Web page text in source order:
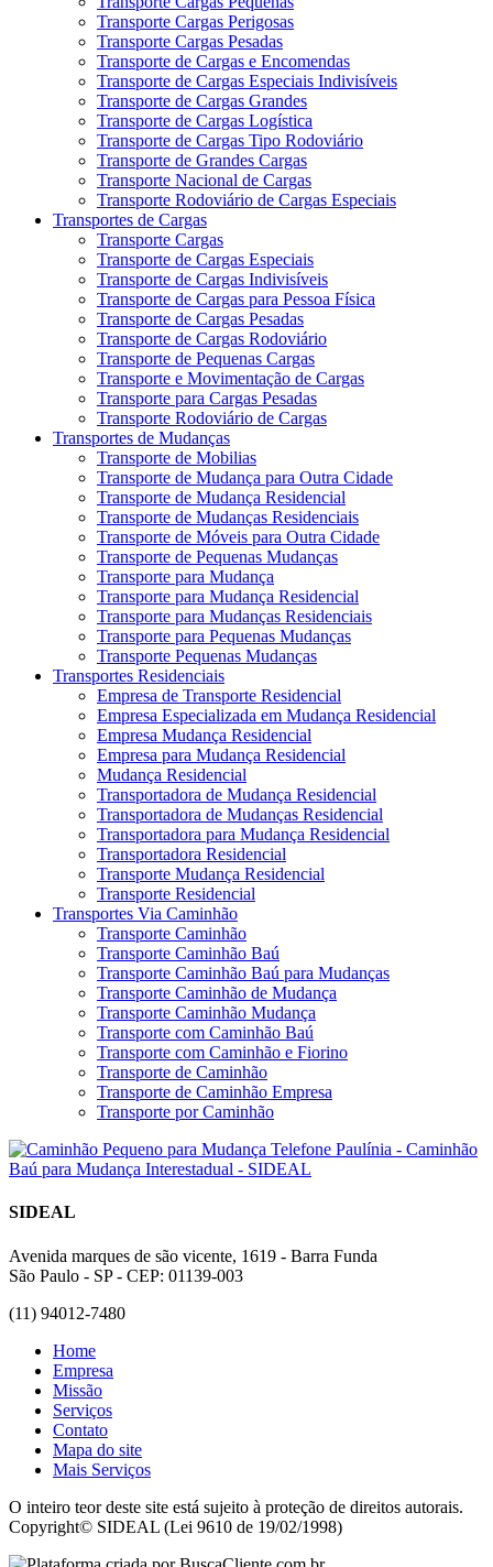
Transporte Cargas Perigosas
Transporte Cargas Pesadas
Transporte de Cargas e Encomendas
Transporte de Cargas Especiais Indivisíveis
Transporte de Cargas Grandes
Transporte de Cargas Logística
Transporte de Cargas Tipo Rodoviário
Transporte de Grandes Cargas
Transporte Nacional de Cargas
Transporte Rodoviário de Cargas Especiais
Transportes de Cargas
Transporte Cargas
Transporte de Cargas Especiais
Transporte de Cargas Indivisíveis
Transporte de Cargas para Pessoa Física
Transporte de Cargas Pesadas
Transporte de Cargas Rodoviário
Transporte de Pequenas Cargas
Transporte e Movimentação de Cargas
Transporte para Cargas Pesadas
Transporte Rodoviário de Cargas
Transportes de Mudanças
Transporte de Mobilias
Transporte de Mudança para Outra Cidade
Transporte de Mudança Residencial
Transporte de Mudanças Residenciais
Transporte de Móveis para Outra Cidade
Transporte de Pequenas Mudanças
Transporte para Mudança
Transporte para Mudança Residencial
Transporte para Mudanças Residenciais
Transporte para Pequenas Mudanças
Transporte Pequenas Mudanças
Transportes Residenciais
Empresa de Transporte Residencial
Empresa Especializada em Mudança Residencial
Empresa Mudança Residencial
Empresa para Mudança Residencial
Mudança Residencial
Transportadora de Mudança Residencial
Transportadora de Mudanças Residencial
Transportadora para Mudança Residencial
Transportadora Residencial
Transporte Mudança Residencial
Transporte Residencial
Transportes Via Caminhão
Transporte Caminhão
Transporte Caminhão Baú
Transporte Caminhão Baú para Mudanças
Transporte Caminhão de Mudança
Transporte Caminhão Mudança
Transporte com Caminhão Baú
Transporte com Caminhão e Fiorino
Transporte de Caminhão
Transporte de Caminhão Empresa
Transporte por Caminhão
SIDEAL
Avenida marques de são vicente, 1619 - Barra Funda
São Paulo - SP - CEP: 01139-003
(11) 94012-7480
Home
Empresa
Missão
Serviços
Contato
Mapa do site
Mais Serviços
O inteiro teor deste site está sujeito à proteção de direitos autorais.
Copyright© SIDEAL (Lei 9610 de 19/02/1998)